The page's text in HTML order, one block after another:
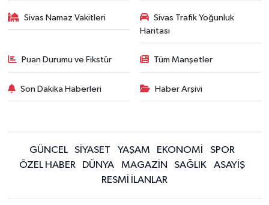
Sivas Namaz Vakitleri
Sivas Trafik Yoğunluk
Haritası
Puan Durumu ve Fikstür Tüm Manşetler
Son Dakika Haberleri Haber Arşivi
GÜNCEL SİYASET YAŞAM EKONOMİ
SPOR
ÖZEL HABER
DÜNYA MAGAZİN SAĞLIK
ASAYİŞ
RESMİ İLANLAR